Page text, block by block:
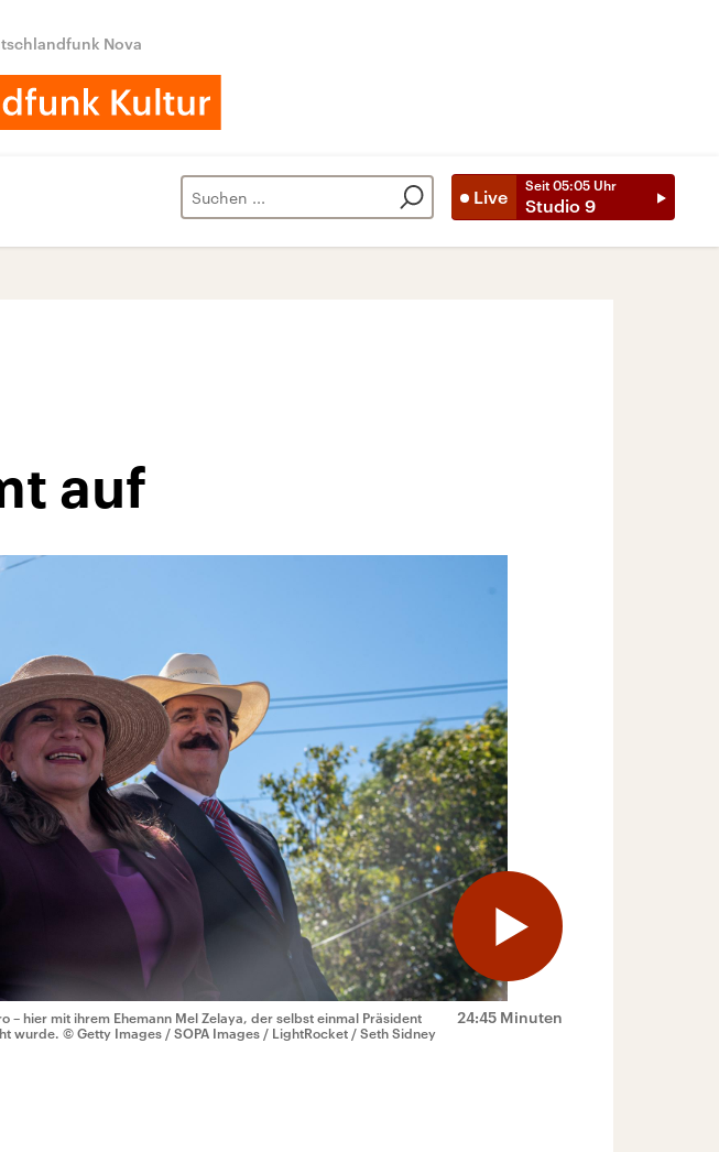
Nova
Live
Seit 05:05 Uhr
Studio 9
auf
24:45 Minuten
– hier mit ihrem Ehemann Mel Zelaya, der selbst einmal Präsident
wurde. © Getty Images / SOPA Images / LightRocket / Seth Sidney